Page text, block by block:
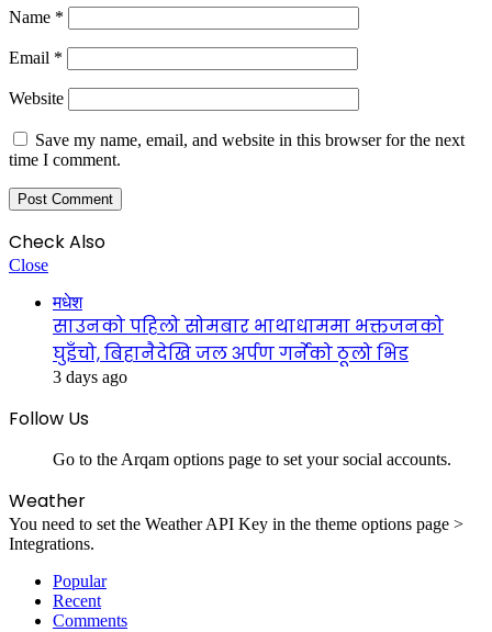
Name *
Email *
Website
Save my name, email, and website in this browser for the next
time I comment.
Check Also
Close
मधेश
साउनको पहिलो सोमबार भाथाधाममा भक्तजनको
घुइँचो, बिहानैदेखि जल अर्पण गर्नेको ठूलो भिड
3 days ago
Follow Us
Go to the Arqam options page to set your social accounts.
Weather
You need to set the Weather API Key in the theme options page >
Integrations.
Popular
Recent
Comments